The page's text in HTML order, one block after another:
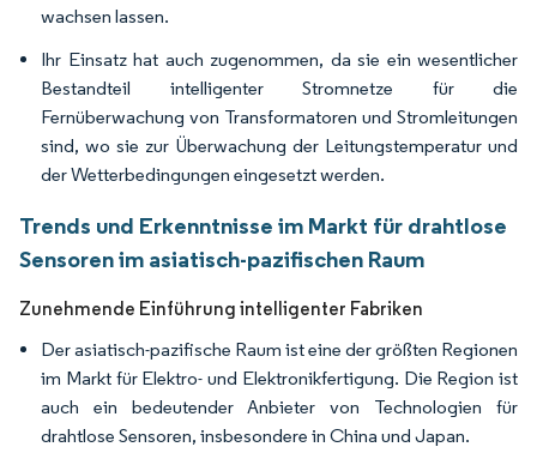
wachsen lassen.
Ihr Einsatz hat auch zugenommen, da sie ein wesentlicher
Bestandteil intelligenter Stromnetze für die
Fernüberwachung von Transformatoren und Stromleitungen
sind, wo sie zur Überwachung der Leitungstemperatur und
der Wetterbedingungen eingesetzt werden.
Trends und Erkenntnisse im Markt für drahtlose
Sensoren im asiatisch-pazifischen Raum
Zunehmende Einführung intelligenter Fabriken
Der asiatisch-pazifische Raum ist eine der größten Regionen
im Markt für Elektro- und Elektronikfertigung. Die Region ist
auch ein bedeutender Anbieter von Technologien für
drahtlose Sensoren, insbesondere in China und Japan.